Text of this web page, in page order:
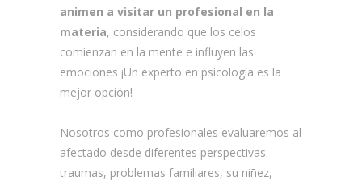
animen a visitar un profesional en la
materia, considerando que los celos
comienzan en la mente e influyen las
emociones ¡Un experto en psicología es la
mejor opción!
Nosotros como profesionales evaluaremos al
afectado desde diferentes perspectivas:
traumas, problemas familiares, su niñez,